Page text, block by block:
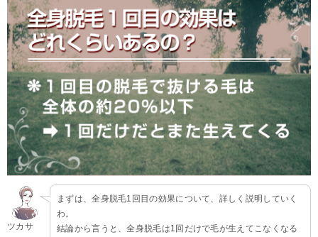
ツカサ
まずは、全身脱毛1回目の効果について、詳しく説明していく
わ。
結論から言うと、全身脱毛は1回だけで毛が生えてこなくなる